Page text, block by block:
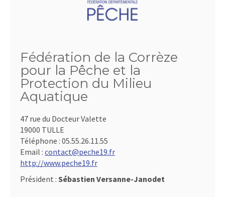
Fédération de la Corrèze
pour la Pêche et la
Protection du Milieu
Aquatique
47 rue du Docteur Valette
19000 TULLE
Téléphone : 05.55.26.11.55
Email : contact@peche19.fr
http://www.peche19.fr
Président : Sébastien Versanne-Janodet